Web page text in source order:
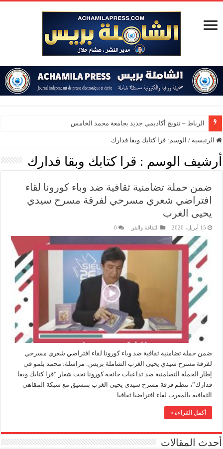
الرباط – تتويج أكاديمي جديد بجامعة محمد الخامس
الرئيسية / الوسم:قرا كتابك وبقا فدارك
أرشيف الوسم : قرا كتابك وبقا فدارك
ضمن حملة تضامنية ثقافية ضد وباء كورونا لقاء
افتراضي شعري مسرحي لفرقة مسرح سيدي
يحيى الغرب
15 أبريل، 2020 الثقافة والفن 0
ضمن حملة تضامنية ثقافية ضد وباء كورونا لقاء افتراضي شعري مسرحي
لفرقة مسرح سيدي يحيى الغرب الشاملة بريس: مراسلة: محمد بلمو في
إطار الحملة التضامنية ضد تداعيات جائحة كورونا تحت شعار “قرا كتابك وبقا
فدارك”، تنظم فرقة مسرح سيدي يحيى الغرب بتنسيق مع شبكة المقاهي
الثقافية بالمغرب لقاء افتراضيا ثقافيا …
أكمل القراءة »
أحدث المقالات